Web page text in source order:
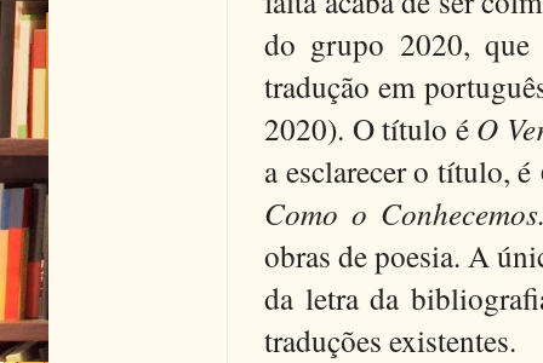
do grupo 2020,
tradução em
2020). O título é O
a esclarecer o título, é
Como o
obras de poesia. A
da letra da
traduções existentes.